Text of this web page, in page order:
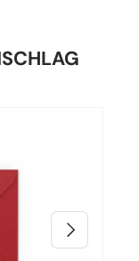
Nächste